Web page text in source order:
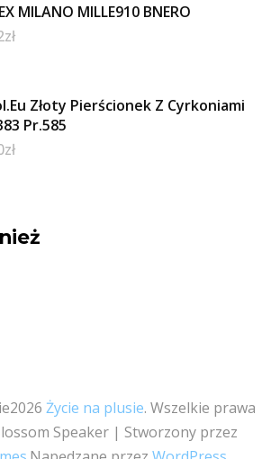
MILANO MILLE910 BNERO
zł
Złoty Pierścionek Z Cyrkoniami
Pr.585
zł
Życie na plusie. Wszelkie prawa
Speaker | Stworzony przez